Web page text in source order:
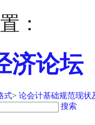
：
济论坛
式> 论会计基础规范现状
搜索